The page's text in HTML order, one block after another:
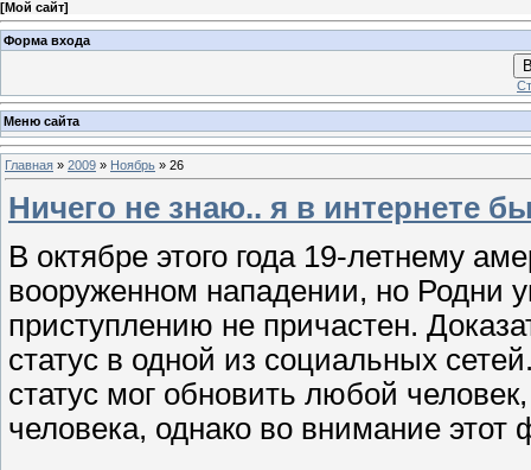
[Мой сайт]
Форма входа
Меню сайта
Главная » 2009 » Ноябрь » 26
Ничего не знаю.. я в интернете
В октябре этого года 19-летнему
вооруженном нападении, но Родни
приступлению не причастен.
статус в одной из социальных
статус мог обновить любой
человека, однако во внимание этот